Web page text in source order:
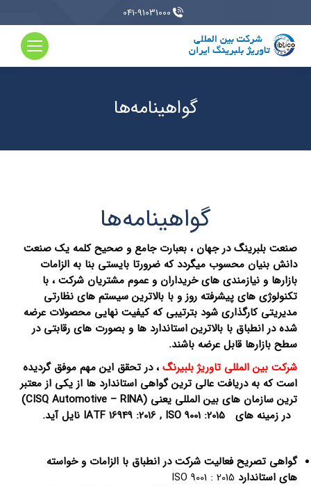
041-91031000
گواهینامه‌ها
گواهینامه‌ها
صنعت بلبرینگ در جهان ، بعبارت جامع و صحیح کلمه یک صنعت
دانش بنیان محسوب میگردد که ضرورتا بایستی بنا به الزامات
بازارها و نیازمندی های خریداران و عموم مشتریان شرکت ، با
تکنولوژی های پیشرفته روز و با بالاترین سیستم های نظارتی
مدیریتی کارگذاری شود بترتیبی که کیفیت نهایی محصولات عرضه
شده در انطباق با بالاترین استاندارد ها و بصورت های رقابتی در
سطح بازارها قابل عرضه باشند.
شرکت بین المللی تاوریژ بلبیرنگ ، در تحقق این مهم موفق گردیده
است که به دریافت عالی ترین گواهی استاندارد ها از یکی از معتبر
ترین سازمان های بین المللی یعنی (CISQ Automotive – RINA)
در زمینه های
IATF 16949 :2016 , ISO 9001 :2015 نایل آید.
گواهی تصریح فعالیت شرکت در انطباق با الزامات و خواسته
های استاندارد ISO 9001 : 2015